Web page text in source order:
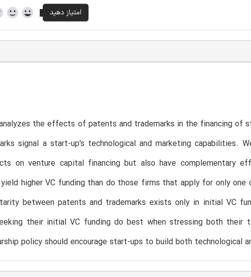
the effects of patents and trademarks in the financing of
signal a start-up's technological and marketing capabilities.
on venture capital financing but also have complementary
higher VC funding than do those firms that apply for only
between patents and trademarks exists only in initial VC
their initial VC funding do best when stressing both their
policy should encourage start-ups to build both technological